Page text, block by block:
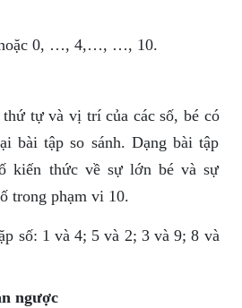
0, …, 4,…, …, 10.
tự và vị trí của các số, bé có
bài tập so sánh. Dạng bài tập
kiến thức về sự lớn bé và sự
trong phạm vi 10.
số: 1 và 4; 5 và 2; 3 và 9; 8 và
ngược